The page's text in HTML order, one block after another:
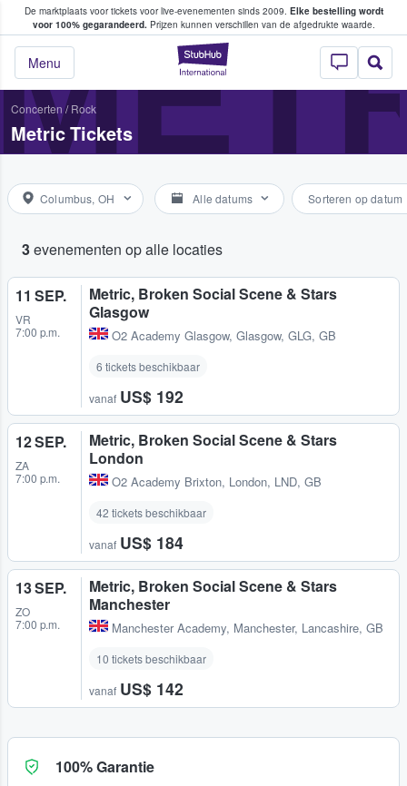
De marktplaats voor tickets voor live-evenementen sinds 2009. Elke bestelling wordt
voor 100% gegarandeerd.Prijzen kunnen verschillen van de afgedrukte waarde.
StubHub: waar
Menu
tickets kopen en verkopen
Concerten / Rock
Metric Tickets
Columbus, OH Alle datums Sorteren op datum
3evenementen op alle locaties
11 SEP.
VR
7:00 p.m.
Metric, Broken Social Scene & Stars
Glasgow
O2 Academy Glasgow, Glasgow, GLG, GB
6 tickets beschikbaar
vanaf US$ 192
12 SEP.
ZA
7:00 p.m.
Metric, Broken Social Scene & Stars
London
O2 Academy Brixton, London, LND, GB
42 tickets beschikbaar
vanaf US$ 184
13 SEP.
ZO
7:00 p.m.
Metric, Broken Social Scene & Stars
Manchester
Manchester Academy, Manchester, Lancashire, GB
10 tickets beschikbaar
vanaf US$ 142
100% Garantie